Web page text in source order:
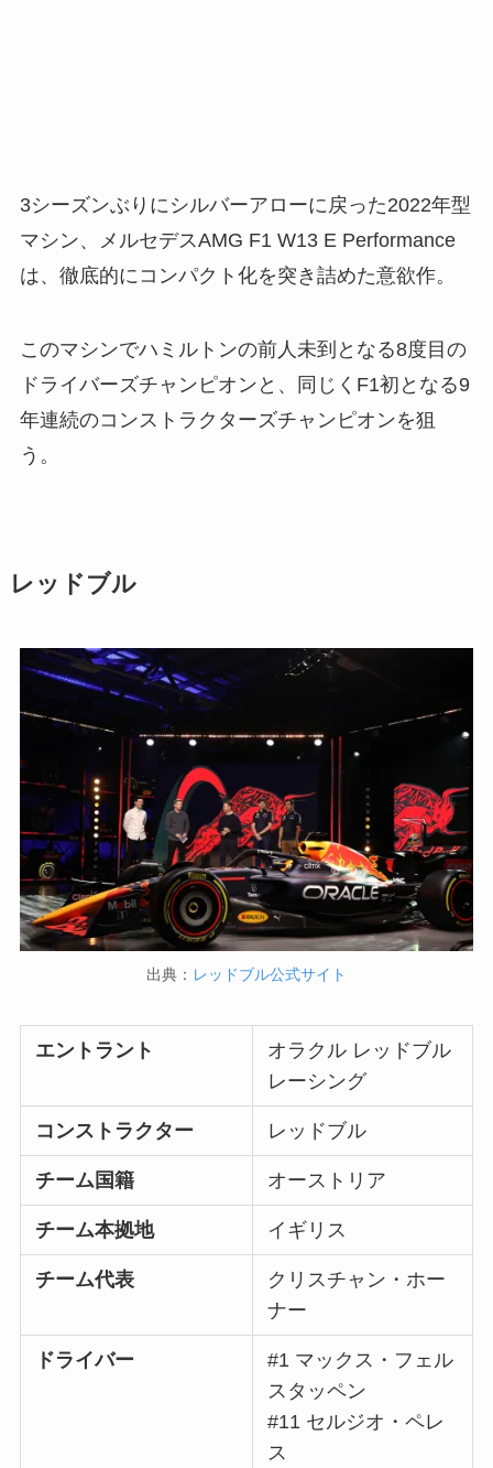
3シーズンぶりにシルバーアローに戻った2022年型
マシン、メルセデスAMG F1 W13 E Performance
は、徹底的にコンパクト化を突き詰めた意欲作。
このマシンでハミルトンの前人未到となる8度目の
ドライバーズチャンピオンと、同じくF1初となる9
年連続のコンストラクターズチャンピオンを狙
う。
レッドブル
出典： レッドブル公式サイト
エントラント
オラクル レッドブル
レーシング
コンストラクター レッドブル
チーム国籍 オーストリア
チーム本拠地 イギリス
チーム代表
クリスチャン・ホー
ナー
ドライバー
#1 マックス・フェル
スタッペン
#11 セルジオ・ペレ
ス